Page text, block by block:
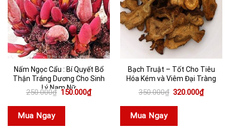
Nấm Ngọc Cẩu : Bí Quyết Bổ
Thận Tráng Dương Cho Sinh
Lý Nam Nữ
250.000₫ Giá
là:
150.000₫Giá
hiện
Mua Ngay
Bạch Truật – Tốt Cho Tiêu
Hóa Kém và Viêm Đại Tràng
350.000₫ Giá
là:
320.000₫Giá
hiện
Mua Ngay